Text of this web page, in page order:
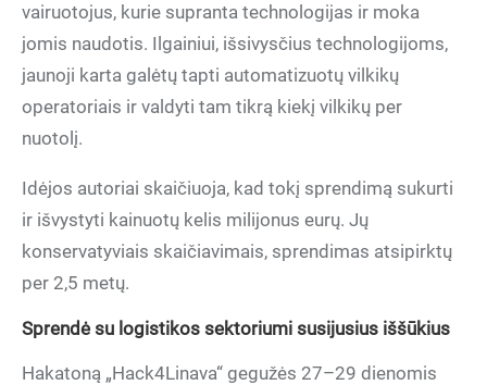
vairuotojus, kurie supranta technologijas ir moka
jomis naudotis. Ilgainiui, išsivysčius technologijoms,
jaunoji karta galėtų tapti automatizuotų vilkikų
operatoriais ir valdyti tam tikrą kiekį vilkikų per
nuotolį.
Idėjos autoriai skaičiuoja, kad tokį sprendimą sukurti
ir išvystyti kainuotų kelis milijonus eurų. Jų
konservatyviais skaičiavimais, sprendimas atsipirktų
per 2,5 metų.
Sprendė su logistikos sektoriumi susijusius iššūkius
Hakatoną „Hack4Linava“ gegužės 27–29 dienomis